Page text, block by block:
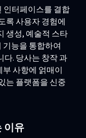
인터페이스를 결합
록 사용자 경험에
생성, 예술적 스타
기능을 통합하여
다. 당사는 창작 과
사항에 얽매이
는 플랫폼을 신중
이유